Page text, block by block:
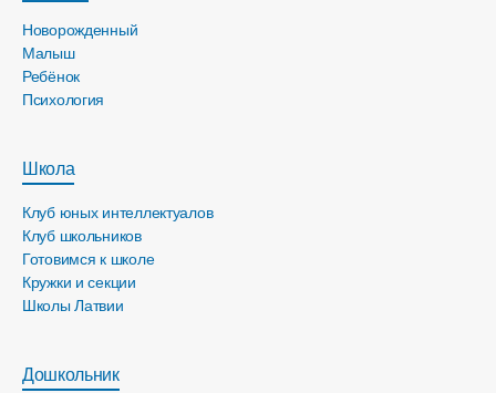
Новорожденный
Малыш
Ребёнок
Психология
Школа
Клуб юных интеллектуалов
Клуб школьников
Готовимся к школе
Кружки и секции
Школы Латвии
Дошкольник